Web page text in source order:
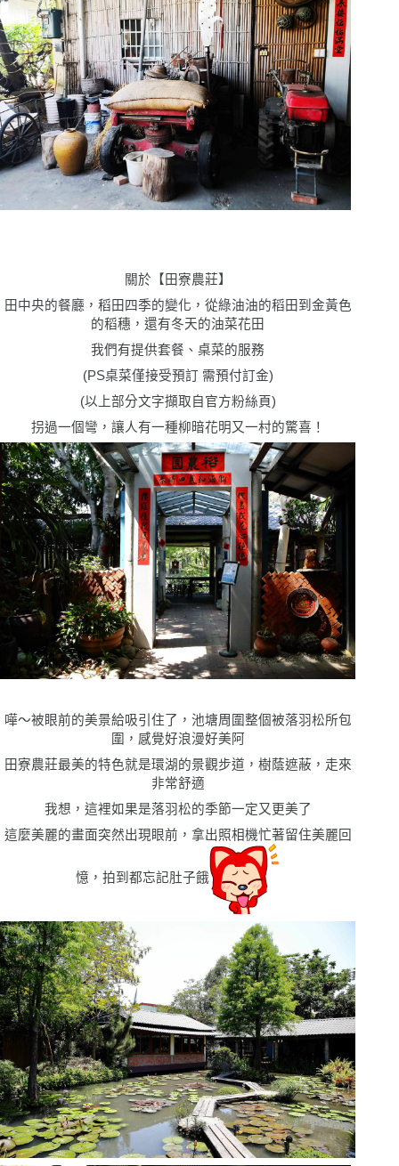
關於【田寮農莊】
田中央的餐廳，稻田四季的變化，從綠油油的稻田到金黃色
的稻穗，還有冬天的油菜花田
我們有提供套餐、桌菜的服務
(PS桌菜僅接受預訂 需預付訂金)
(以上部分文字擷取自官方粉絲頁)
拐過一個彎，讓人有一種柳暗花明又一村的驚喜！
嘩〜被眼前的美景給吸引住了，池塘周圍整個被落羽松所包
圍，感覺好浪漫好美阿
田寮農莊最美的特色就是環湖的景觀步道，樹蔭遮蔽，走來
非常舒適
我想，這裡如果是落羽松的季節一定又更美了
這麼美麗的畫面突然出現眼前，拿出照相機忙著留住美麗回
憶，拍到都忘記肚子餓